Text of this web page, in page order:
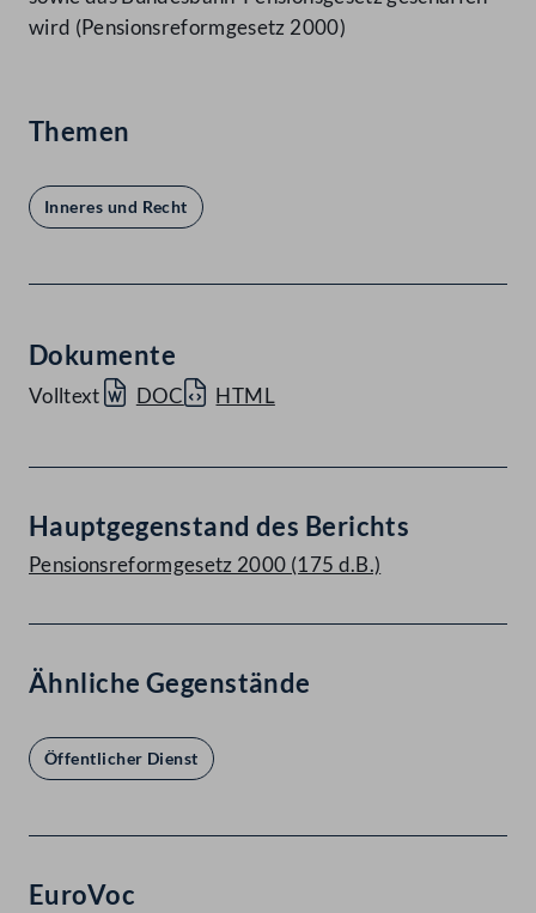
wird (Pensionsreformgesetz 2000)
Themen
Inneres und Recht
Dokumente
Volltext DOC HTML
Hauptgegenstand des Berichts
Pensionsreformgesetz 2000 (175 d.B.)
Ähnliche Gegenstände
Öffentlicher Dienst
EuroVoc